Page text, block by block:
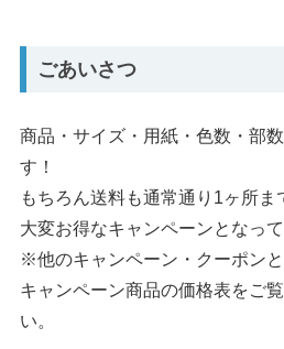
ごあいさつ
商品・サイズ・用紙・色数・部
す！
もちろん送料も通常通り1ヶ所
大変お得なキャンペーンとなっ
※他のキャンペーン・クーポンと
キャンペーン商品の価格表をご
い。